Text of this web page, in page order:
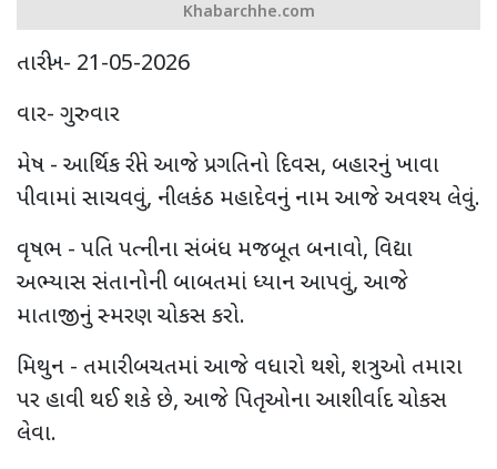
Khabarchhe.com
તારીખ- 21-05-2026
વાર- ગુરુવાર
મેષ - આર્થિક રીતે આજે પ્રગતિનો દિવસ, બહારનું ખાવા
પીવામાં સાચવવું, નીલકંઠ મહાદેવનું નામ આજે અવશ્ય લેવું.
વૃષભ - પતિ પત્નીના સંબંધ મજબૂત બનાવો, વિદ્યા
અભ્યાસ સંતાનોની બાબતમાં ધ્યાન આપવું, આજે
માતાજીનું સ્મરણ ચોકસ કરો.
મિથુન - તમારી બચતમાં આજે વધારો થશે, શત્રુઓ તમારા
પર હાવી થઈ શકે છે, આજે પિતૃઓના આશીર્વાદ ચોકસ
લેવા.